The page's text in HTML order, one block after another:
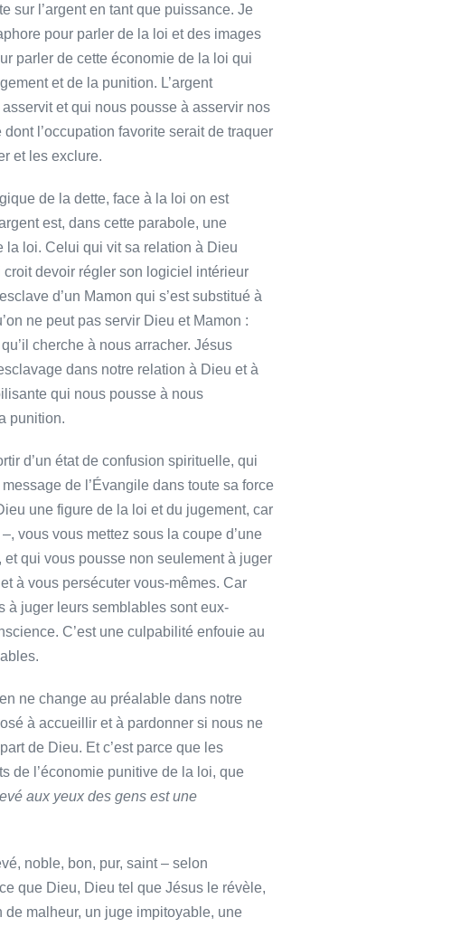
sur l’argent en tant que puissance. Je
pour parler de la loi et des images
parler de cette économie de la loi qui
et de la punition. L’argent
et qui nous pousse à asservir nos
l’occupation favorite serait de traquer
et les exclure.
de la dette, face à la loi on est
est, dans cette parabole, une
la loi. Celui qui vit sa relation à Dieu
devoir régler son logiciel intérieur
d’un Mamon qui s’est substitué à
ne peut pas servir Dieu et Mamon :
cherche à nous arracher. Jésus
dans notre relation à Dieu et à
qui nous pousse à nous
punition.
d’un état de confusion spirituelle, qui
de l’Évangile dans toute sa force
une figure de la loi et du jugement, car
vous vous mettez sous la coupe d’une
qui vous pousse non seulement à juger
à vous persécuter vous-mêmes. Car
à juger leurs semblables sont eux-
C’est une culpabilité enfouie au
ne change au préalable dans notre
à accueillir et à pardonner si nous ne
de Dieu. Et c’est parce que les
de l’économie punitive de la loi, que
aux yeux des gens est une
noble, bon, pur, saint – selon
que Dieu, Dieu tel que Jésus le révèle,
de malheur, un juge impitoyable, une